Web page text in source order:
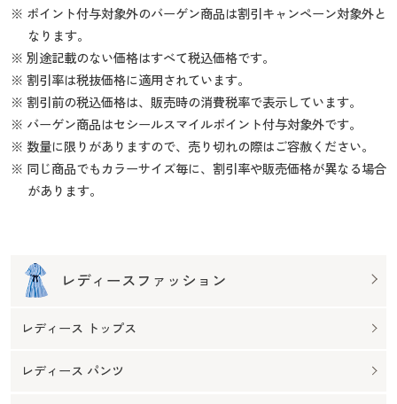
※ ポイント付与対象外のバーゲン商品は割引キャンペーン対象外と
なります。
※ 別途記載のない価格はすべて税込価格です。
※ 割引率は税抜価格に適用されています。
※ 割引前の税込価格は、販売時の消費税率で表示しています。
※ バーゲン商品はセシールスマイルポイント付与対象外です。
※ 数量に限りがありますので、売り切れの際はご容赦ください。
※ 同じ商品でもカラーサイズ毎に、割引率や販売価格が異なる場合
があります。
レディースファッション
レディース トップス
レディース パンツ